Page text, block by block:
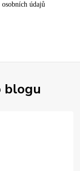
osobních údajů
blogu